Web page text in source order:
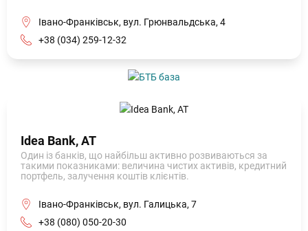
Івано-Франківськ, вул. Грюнвальдська, 4
+38 (034) 259-12-32
Idea Bank, АТ
Один із банків, що найбільш активно розвиваються за
такими показниками: величина чистих активів, кредитний
портфель, залучення коштів клієнтів.
Івано-Франківськ, вул. Галицька, 7
+38 (080) 050-20-30